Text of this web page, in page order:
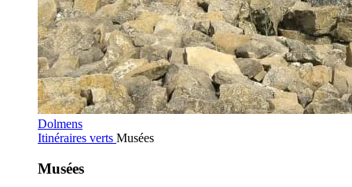
Dolmens
Itinéraires verts Musées
Musées